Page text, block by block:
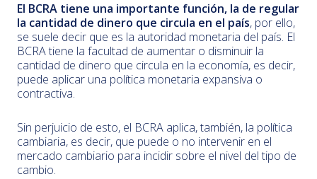
El BCRA tiene una importante función, la de regular
la cantidad de dinero que circula en el país, por ello,
se suele decir que es la autoridad monetaria del país. El
BCRA tiene la facultad de aumentar o disminuir la
cantidad de dinero que circula en la economía, es decir,
puede aplicar una política monetaria expansiva o
contractiva.
Sin perjuicio de esto, el BCRA aplica, también, la política
cambiaria, es decir, que puede o no intervenir en el
mercado cambiario para incidir sobre el nivel del tipo de
cambio.